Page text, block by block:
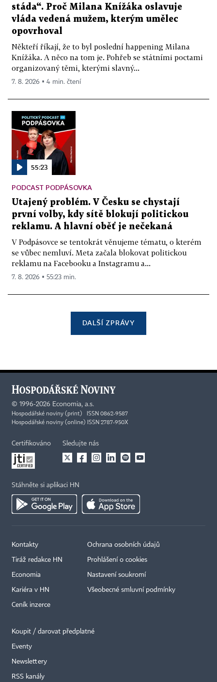
stáda“. Proč Milana Knížáka oslavuje
vláda vedená mužem, kterým umělec
opovrhoval
Někteří říkají, že to byl poslední happening Milana
Knížáka. A něco na tom je. Pohřeb se státními poctami
organizovaný těmi, kterými slavný...
7. 8. 2026 ▪ 4 min. čtení
55:23
PODCAST PODPÁSOVKA
Utajený problém. V Česku se chystají
první volby, kdy sítě blokují politickou
reklamu. A hlavní oběť je nečekaná
V Podpásovce se tentokrát věnujeme tématu, o kterém
se vůbec nemluví. Meta začala blokovat politickou
reklamu na Facebooku a Instagramu a...
7. 8. 2026 ▪ 55:23 min.
DALŠÍ ZPRÁVY
© 1996-2026 Economia, a.s.
Hospodářské noviny (print) ISSN 0862-9587
Hospodářské noviny (online) ISSN 2787-950X
Certifikováno Sledujte nás
Stáhněte si aplikaci HN
Kontakty
Tiráž redakce HN
Economia
Kariéra v HN
Ceník inzerce
Ochrana osobních údajů
Prohlášení o cookies
Nastavení soukromí
Všeobecné smluvní podmínky
Koupit / darovat předplatné
Eventy
Newslettery
RSS kanály